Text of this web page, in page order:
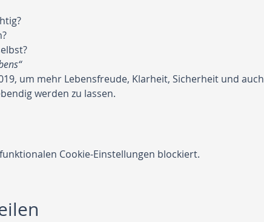
um mehr Lebensfreude, Klarheit, Sicherheit und auch
werden zu lassen.
Cookie-Einstellungen blockiert.